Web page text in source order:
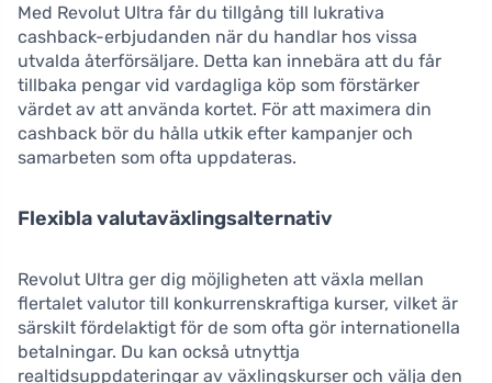
Med Revolut Ultra får du tillgång till lukrativa
cashback-erbjudanden när du handlar hos vissa
utvalda återförsäljare. Detta kan innebära att du får
tillbaka pengar vid vardagliga köp som förstärker
värdet av att använda kortet. För att maximera din
cashback bör du hålla utkik efter kampanjer och
samarbeten som ofta uppdateras.
Flexibla valutaväxlingsalternativ
Revolut Ultra ger dig möjligheten att växla mellan
flertalet valutor till konkurrenskraftiga kurser, vilket är
särskilt fördelaktigt för de som ofta gör internationella
betalningar. Du kan också utnyttja
realtidsuppdateringar av växlingskurser och välja den